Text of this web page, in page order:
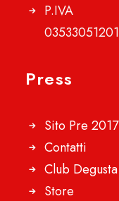
P.IVA
03533051201
Press
Sito Pre 2017
Contatti
Club Degusta
Store